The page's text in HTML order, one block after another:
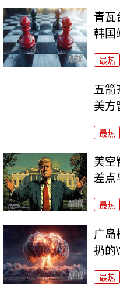
青瓦
韩国
最热
五箭
美方
最热
美空
差点
最热
广岛
扔的
最热